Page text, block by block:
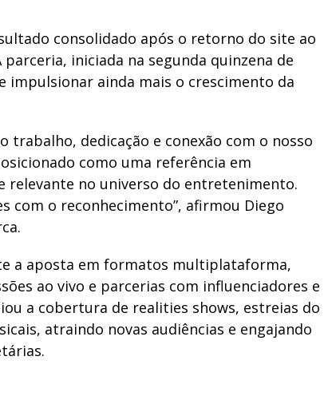
consolidado após o retorno do site ao
parceria, iniciada na segunda quinzena de
impulsionar ainda mais o crescimento da
trabalho, dedicação e conexão com o nosso
como uma referência em
relevante no universo do entretenimento.
com o reconhecimento”, afirmou Diego
a aposta em formatos multiplataforma,
ao vivo e parcerias com influenciadores e
a cobertura de realities shows, estreias do
atraindo novas audiências e engajando